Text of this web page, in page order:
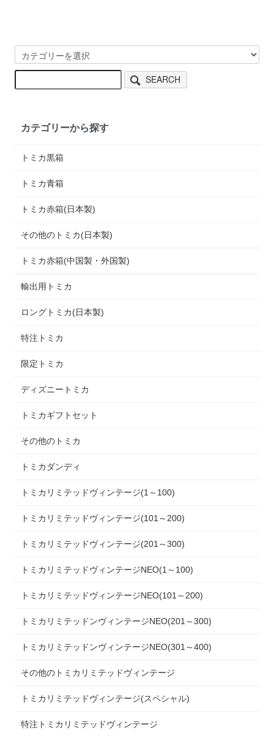
SEARCH
カテゴリーから探す
トミカ黒箱
トミカ青箱
トミカ赤箱(日本製)
その他のトミカ(日本製)
トミカ赤箱(中国製・外国製)
輸出用トミカ
ロングトミカ(日本製)
特注トミカ
限定トミカ
ディズニートミカ
トミカギフトセット
その他のトミカ
トミカダンディ
トミカリミテッドヴィンテージ(1～100)
トミカリミテッドヴィンテージ(101～200)
トミカリミテッドヴィンテージ(201～300)
トミカリミテッドヴィンテージNEO(1～100)
トミカリミテッドヴィンテージNEO(101～200)
トミカリミテッドンヴィンテージNEO(201～300)
トミカリミテッドンヴィンテージNEO(301～400)
その他のトミカリミテッドヴィンテージ
トミカリミテッドヴィンテージ(スペシャル)
特注トミカリミテッドヴィンテージ